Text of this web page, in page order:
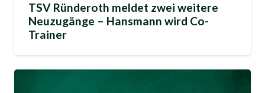
TSV Ründeroth meldet zwei weitere
Neuzugänge – Hansmann wird Co-
Trainer